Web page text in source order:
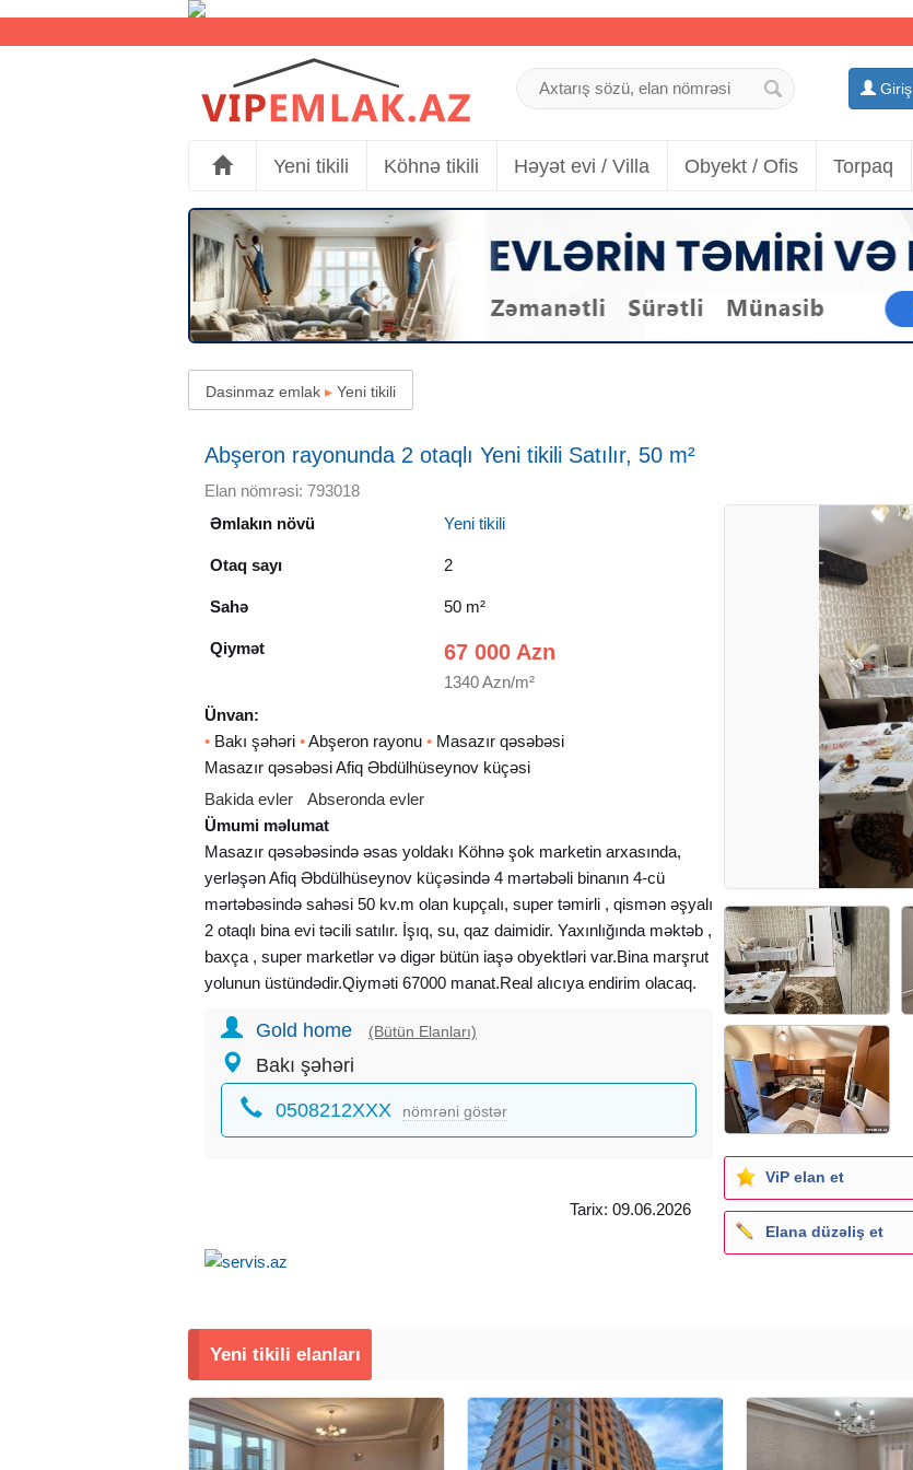
Giriş
Yeni tikili Köhnə tikili Həyət evi / Villa Obyekt / Ofis Torpaq
Dasinmaz emlak ▸ Yeni tikili
Abşeron rayonunda 2 otaqlı Yeni tikili Satılır, 50 m²
Elan nömrəsi: 793018
Əmlakın növü
Yeni tikili
Otaq sayı 2
Sahə 50 m²
Qiymət 67 000 Azn
1340 Azn/m²
Ünvan:
• Bakı şəhəri •Abşeron rayonu • Masazır qəsəbəsi
Masazır qəsəbəsi Afiq Əbdülhüseynov küçəsi
Bakida evler
Abseronda evler
Ümumi məlumat
Masazır qəsəbəsində əsas yoldakı Köhnə şok marketin arxasında,
yerləşən Afiq Əbdülhüseynov küçəsində 4 mərtəbəli binanın 4-cü
mərtəbəsində sahəsi 50 kv.m olan kupçalı, super təmirli , qismən əşyalı
2 otaqlı bina evi təcili satılır. İşıq, su, qaz daimidir. Yaxınlığında məktəb ,
baxça , super marketlər və digər bütün iaşə obyektləri var.Bina marşrut
yolunun üstündədir.Qiyməti 67000 manat.Real alıcıya endirim olacaq.
Gold home (Bütün Elanları)
Bakı şəhəri
0508212XXX nömrəni göstər
Tarix: 09.06.2026
ViP elan et
Elana düzəliş et
Yeni tikili elanları